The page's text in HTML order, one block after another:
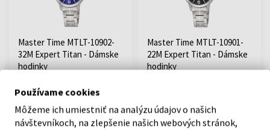
Master Time MTLT-10902-
32M Expert Titan - Dámske
hodinky
Odošleme do 12.08.
Master Time MTLT-10901-
22M Expert Titan - Dámske
hodinky
Používame cookies
Môžeme ich umiestniť na analýzu údajov o našich
návštevníkoch, na zlepšenie našich webových stránok,